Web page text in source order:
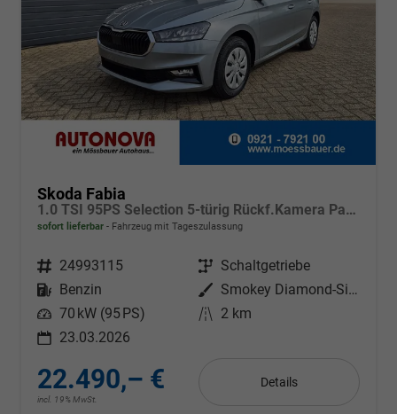
Skoda Fabia
1.0 TSI 95PS Selection 5-türig Rückf.Kamera Parksensoren Sitzheizung Multifunktionslenkrad Klima Skoda-Radio Bluetooth Touchscreen Tempomat Nebelsch. Apple CarPlay + Android Auto
sofort lieferbar Fahrzeug mit Tageszulassung
Fahrzeugnr. 24993115 Getriebe Schaltgetriebe
Kraftstoff
Benzin Außenfarbe
Smokey Diamond-Silber Metallic
Leistung 70 kW (95 PS) Kilometerstand 2 km
23.03.2026
22.490,– €
incl. 19% MwSt.
Details